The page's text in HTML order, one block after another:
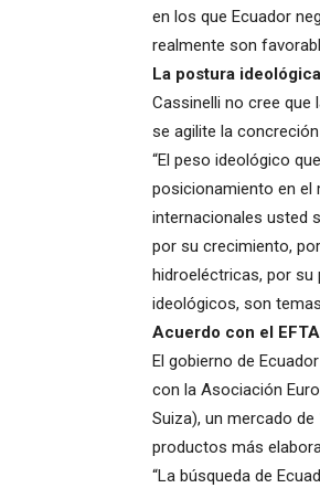
en los que Ecuador
realmente son
La postura
Cassinelli no cree que
se agilite la
“El peso ideológico
posicionamiento en el
internacionales usted
por su crecimiento,
hidroeléctricas, por su
ideológicos, son
Acuerdo con el
El gobierno de
con la Asociación
Suiza), un mercado
productos más
“La búsqueda de